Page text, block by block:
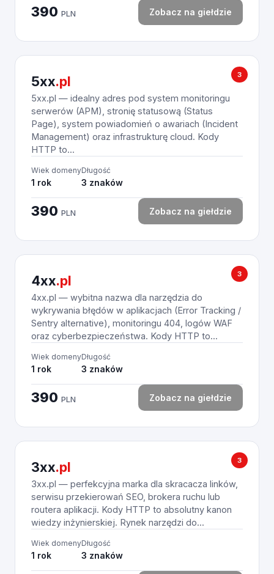
390 PLN Zobacz na giełdzie
3
5xx.pl
5xx.pl — idealny adres pod system monitoringu
serwerów (APM), stronię statusową (Status
Page), system powiadomień o awariach (Incident
Management) oraz infrastrukturę cloud. Kody
HTTP to...
Wiek domeny
1 rok
Długość
3 znaków
390 PLN Zobacz na giełdzie
3
4xx.pl
4xx.pl — wybitna nazwa dla narzędzia do
wykrywania błędów w aplikacjach (Error Tracking /
Sentry alternative), monitoringu 404, logów WAF
oraz cyberbezpieczeństwa. Kody HTTP to...
Wiek domeny
1 rok
Długość
3 znaków
390 PLN Zobacz na giełdzie
3
3xx.pl
3xx.pl — perfekcyjna marka dla skracacza linków,
serwisu przekierowań SEO, brokera ruchu lub
routera aplikacji. Kody HTTP to absolutny kanon
wiedzy inżynierskiej. Rynek narzędzi do...
Wiek domeny
1 rok
Długość
3 znaków